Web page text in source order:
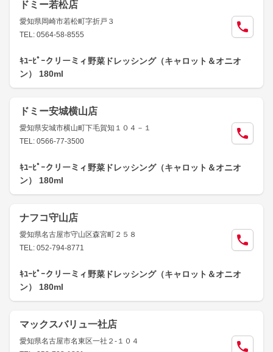
ドミー若松店
愛知県岡崎市若松町字折戸３
TEL: 0564-58-8555
ｷﾕｰﾋﾟｰクリーミィ野菜ドレッシング（キャロット＆オニオ
ン） 180ml
ドミー安城横山店
愛知県安城市横山町下毛賀知１０４－１
TEL: 0566-77-3500
ｷﾕｰﾋﾟｰクリーミィ野菜ドレッシング（キャロット＆オニオ
ン） 180ml
ナフコ守山店
愛知県名古屋市守山区森宮町２５８
TEL: 052-794-8771
ｷﾕｰﾋﾟｰクリーミィ野菜ドレッシング（キャロット＆オニオ
ン） 180ml
マックスバリュ一社店
愛知県名古屋市名東区一社２-１０４